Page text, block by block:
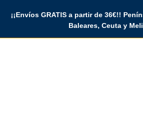
¡¡Envíos GRATIS a partir de 36€!!
Baleares, Ceuta y